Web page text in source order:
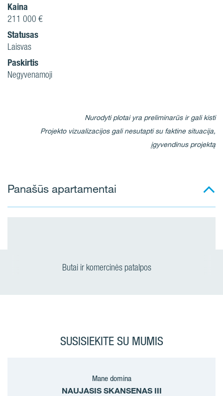
Kaina
211 000 €
Statusas
Laisvas
Paskirtis
Negyvenamoji
Nurodyti plotai yra preliminarūs ir gali kisti
Projekto vizualizacijos gali nesutapti su faktine situacija,
įgyvendinus projektą
Panašūs apartamentai
Butai ir komercinės patalpos
SUSISIEKITE SU MUMIS
Mane domina
NAUJASIS SKANSENAS III